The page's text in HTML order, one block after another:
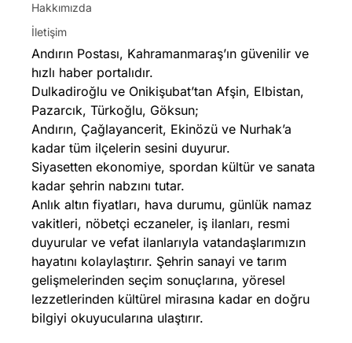
Hakkımızda
İletişim
Andırın Postası, Kahramanmaraş’ın güvenilir ve
hızlı haber portalıdır.
Dulkadiroğlu ve Onikişubat’tan Afşin, Elbistan,
Pazarcık, Türkoğlu, Göksun;
Andırın, Çağlayancerit, Ekinözü ve Nurhak’a
kadar tüm ilçelerin sesini duyurur.
Siyasetten ekonomiye, spordan kültür ve sanata
kadar şehrin nabzını tutar.
Anlık altın fiyatları, hava durumu, günlük namaz
vakitleri, nöbetçi eczaneler, iş ilanları, resmi
duyurular ve vefat ilanlarıyla vatandaşlarımızın
hayatını kolaylaştırır. Şehrin sanayi ve tarım
gelişmelerinden seçim sonuçlarına, yöresel
lezzetlerinden kültürel mirasına kadar en doğru
bilgiyi okuyucularına ulaştırır.